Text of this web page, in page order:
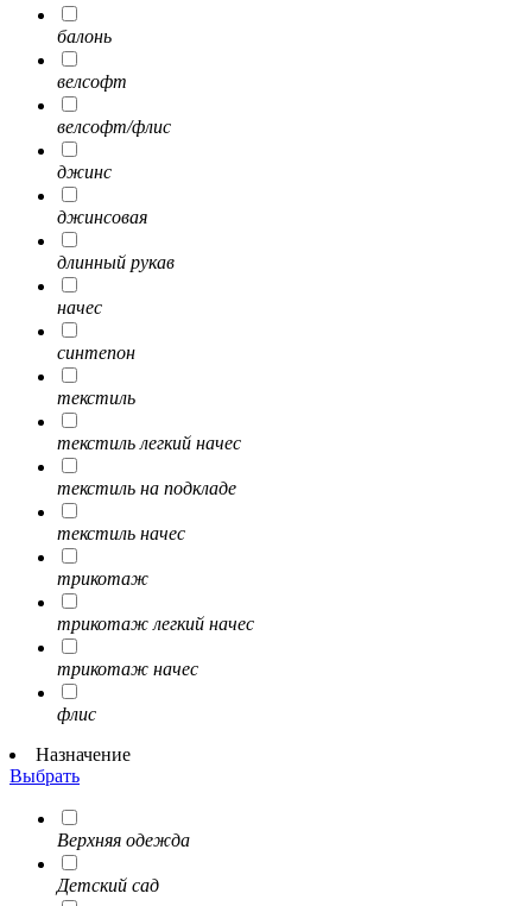
балонь
велсофт
велсофт/флис
джинс
джинсовая
длинный рукав
начес
синтепон
текстиль
текстиль легкий начес
текстиль на подкладе
текстиль начес
трикотаж
трикотаж легкий начес
трикотаж начес
флис
Назначение
Выбрать
Верхняя одежда
Детский сад